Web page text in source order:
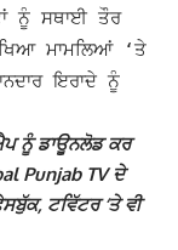
ਨੂੰ ਸਥਾਈ ਤੌਰ
ਮਾਮਲਿਆਂ ‘ਤੇ
ਇਰਾਦੇ ਨੂੰ
ਨੂੰ ਡਾਊਨਲੋਡ ਕਰ
Punjab TV ਦੇ
ਟਵਿੱਟਰ ‘ਤੇ ਵੀ